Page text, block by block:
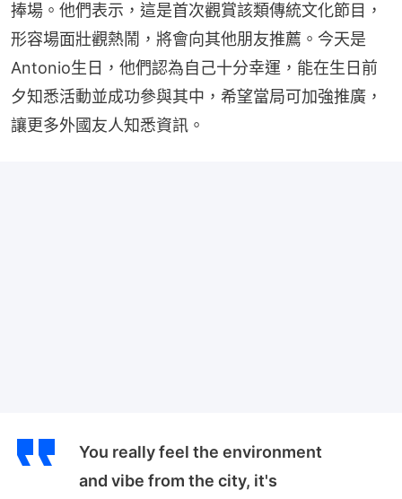
捧場。他們表示，這是首次觀賞該類傳統文化節目，
形容場面壯觀熱鬧，將會向其他朋友推薦。今天是
Antonio生日，他們認為自己十分幸運，能在生日前
夕知悉活動並成功參與其中，希望當局可加強推廣，
讓更多外國友人知悉資訊。
You really feel the environment
and vibe from the city, it's